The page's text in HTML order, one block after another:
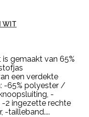
WIT
gemaakt van 65%
een verdekte
-65% polyester /
-
2 ingezette rechte
-tailleband....